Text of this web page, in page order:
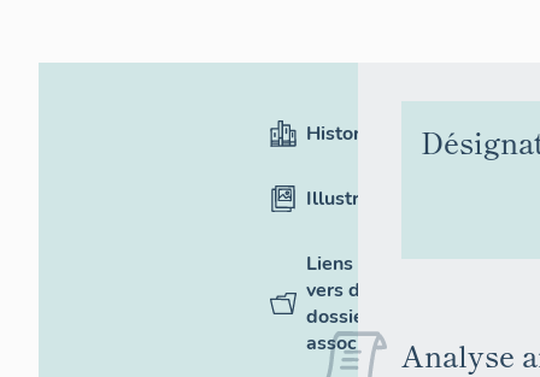
Historique
Illustrations
Liens
vers des
dossiers
associés
Analyse